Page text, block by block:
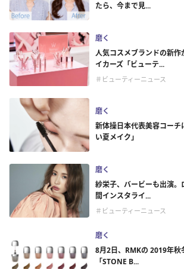
たら、今まで見...
磨く
人気コスメブランドの新
イカーズ「ビューテ...
＃ビューティーニュース
磨く
新体操日本代表美容コーチ
い夏メイク」
磨く
紗栄子、バービーも出演
間インスタライ...
＃ビューティーニュース
磨く
8月2日、RMKの 2019年秋
「STONE B...